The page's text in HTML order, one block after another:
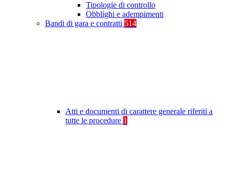
Tipologie di controllo
Obblighi e adempimenti
Bandi di gara e contratti 514
Atti e documenti di carattere generale riferiti a
tutte le procedure 1